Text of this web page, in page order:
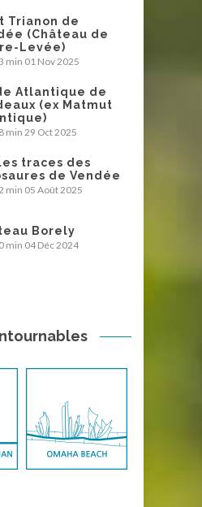
Trianon de
(Château de
Levée)
min 01 Nov 2025
Atlantique de
(ex Matmut
min29 Oct 2025
traces des
de Vendée
min 05 Août 2025
Borely
min 04 Déc 2024